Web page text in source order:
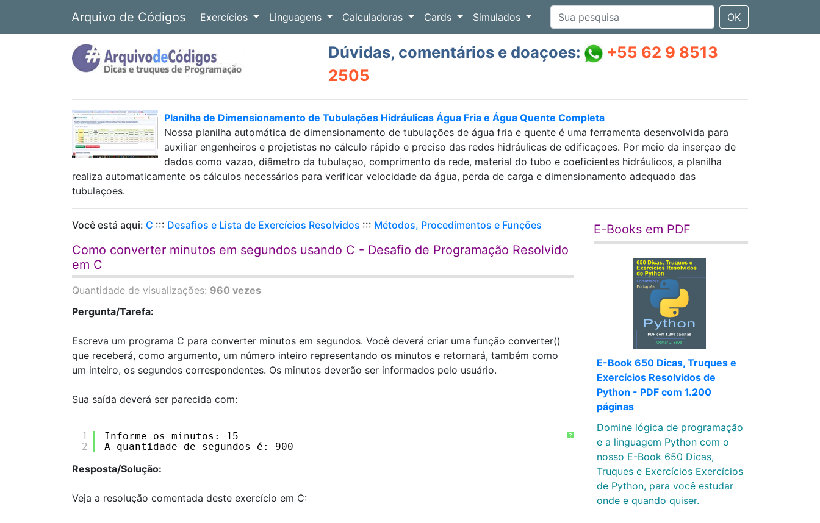
Arquivo de Códigos Exercícios Linguagens Calculadoras Cards Simulados OK
Dúvidas, comentários e doaçoes:
+55 62 9 8513
2505
Planilha de Dimensionamento de Tubulações Hidráulicas Água Fria e Água Quente Completa
Nossa planilha automática de dimensionamento de tubulações de água fria e quente é uma ferramenta desenvolvida para
auxiliar engenheiros e projetistas no cálculo rápido e preciso das redes hidráulicas de edificaçoes. Por meio da inserçao de
dados como vazao, diâmetro da tubulaçao, comprimento da rede, material do tubo e coeficientes hidráulicos, a planilha
realiza automaticamente os cálculos necessários para verificar velocidade da água, perda de carga e dimensionamento adequado das
tubulaçoes.
Você está aqui: C ::: Desafios e Lista de Exercícios Resolvidos ::: Métodos, Procedimentos e Funções
Como converter minutos em segundos usando C - Desafio de Programação Resolvido
em C
Quantidade de visualizações: 960 vezes
Pergunta/Tarefa:
Escreva um programa C para converter minutos em segundos. Você deverá criar uma função converter()
que receberá, como argumento, um número inteiro representando os minutos e retornará, também como
um inteiro, os segundos correspondentes. Os minutos deverão ser informados pelo usuário.
Sua saída deverá ser parecida com:
?
1
2
Informe os minutos: 15
A quantidade de segundos é: 900
Resposta/Solução:
Veja a resolução comentada deste exercício em C:
E-Books em PDF
E-Book 650 Dicas, Truques e
Exercícios Resolvidos de
Python - PDF com 1.200
páginas
Domine lógica de programação
e a linguagem Python com o
nosso E-Book 650 Dicas,
Truques e Exercícios Exercícios
de Python, para você estudar
onde e quando quiser.